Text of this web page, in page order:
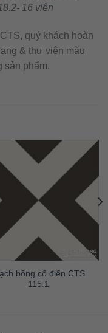
16 viên
quý khách hoàn
& thư viện màu
sản phẩm.
bông cổ điển CTS
115.1